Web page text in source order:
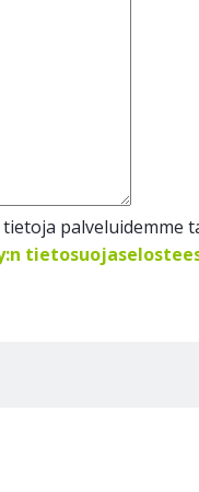
palveluidemme